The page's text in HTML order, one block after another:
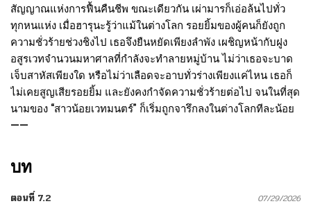
สัญญาณแห่งการฟื้นคืนชีพ ขณะเดียวกัน เผ่ามารก็เอ่อล้นไปทั่ว
ทุกหนแห่ง เมื่อฮารุนะรู้ว่าแม้ในต่างโลก รอยยิ้มของผู้คนก็ยังถูก
ความชั่วร้ายช่วงชิงไป เธอจึงยืนหยัดเพียงลำพัง เผชิญหน้ากับฝูง
อสูรเวทจำนวนมหาศาลที่กำลังจะทำลายหมู่บ้าน ไม่ว่าเธอจะบาด
เจ็บสาหัสเพียงใด หรือไม่ว่าเลือดจะอาบทั่วร่างเพียงแค่ไหน เธอก็
ไม่เคยสูญเสียรอยยิ้ม และยังคงกำจัดความชั่วร้ายต่อไป จนในที่สุด
นามของ “สาวน้อยเวทมนตร์” ก็เริ่มถูกจารึกลงในต่างโลกทีละน้อย
——
บท
ตอนที่ 7.2 07/29/2026